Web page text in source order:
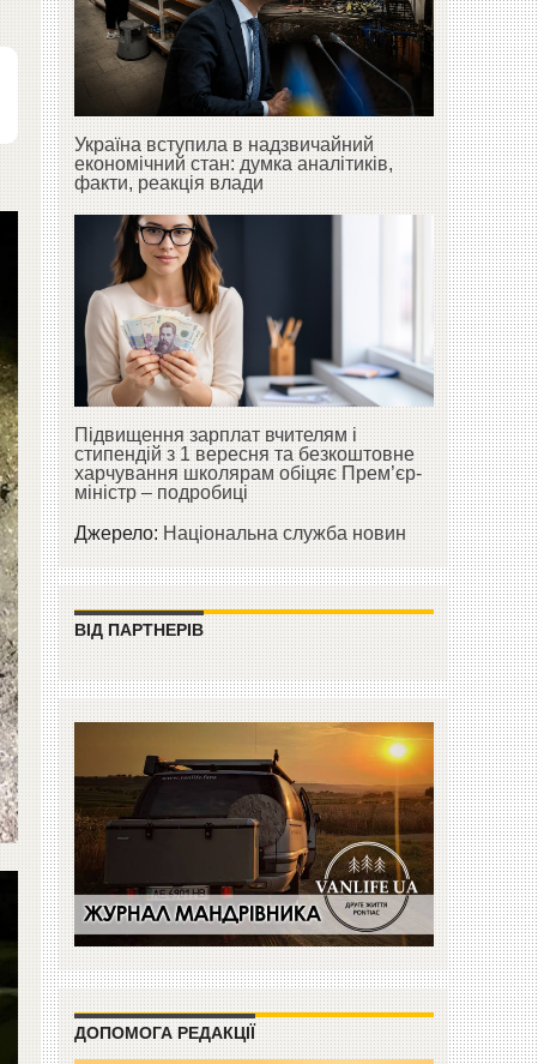
Україна вступила в надзвичайний
економічний стан: думка аналітиків,
факти, реакція влади
Підвищення зарплат вчителям і
стипендій з 1 вересня та безкоштовне
харчування школярам обіцяє Прем’єр-
міністр – подробиці
Джерело:Національна служба новин
ВІД ПАРТНЕРІВ
ДОПОМОГА РЕДАКЦІЇ